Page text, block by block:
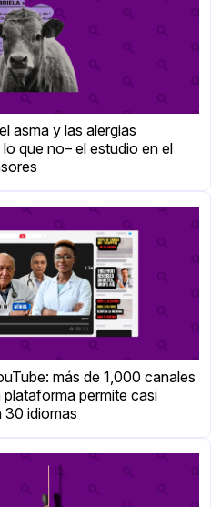
asma y las alergias
que no– el estudio en el
más de 1,000 canales
permite casi
idiomas